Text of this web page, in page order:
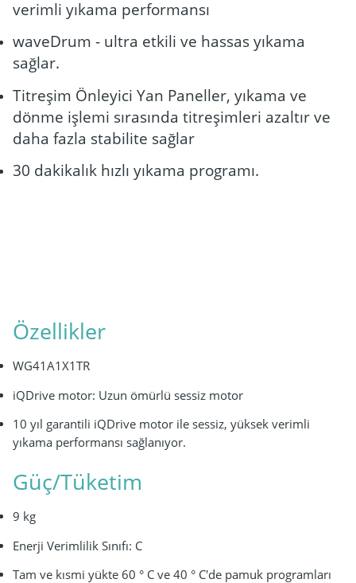
verimli yıkama performansı
waveDrum - ultra etkili ve hassas yıkama
sağlar.
Titreşim Önleyici Yan Paneller, yıkama ve
dönme işlemi sırasında titreşimleri azaltır ve
daha fazla stabilite sağlar
30 dakikalık hızlı yıkama programı.
Özellikler
WG41A1X1TR
iQDrive motor: Uzun ömürlü sessiz motor
10 yıl garantili iQDrive motor ile sessiz, yüksek verimli
yıkama performansı sağlanıyor.
Güç/Tüketim
9 kg
Enerji Verimlilik Sınıfı: C
Tam ve kısmi yükte 60 ° C ve 40 ° C'de pamuk programları